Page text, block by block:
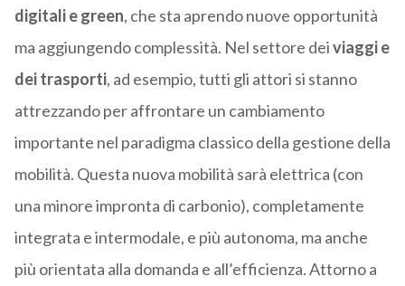
digitali e green, che sta aprendo nuove opportunità
ma aggiungendo complessità. Nel settore deiviaggi e
dei trasporti, ad esempio, tutti gli attori si stanno
attrezzando per affrontare un cambiamento
importante nel paradigma classico della gestione della
mobilità. Questa nuova mobilità sarà elettrica (con
una minore impronta di carbonio), completamente
integrata e intermodale, e più autonoma, ma anche
più orientata alla domanda e all’efficienza. Attorno a